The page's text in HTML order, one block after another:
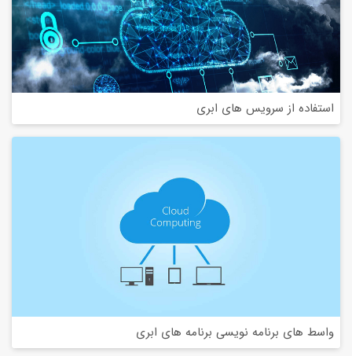
استفاده از سرویس های ابری
واسط های برنامه نویسی برنامه های ابری